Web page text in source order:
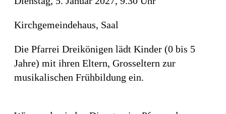
Kirchgemeindehaus, Saal
Die Pfarrei Dreikönigen lädt Kinder (0 bis 5
Jahre) mit ihren Eltern, Grosseltern zur
musikalischen Frühbildung ein.